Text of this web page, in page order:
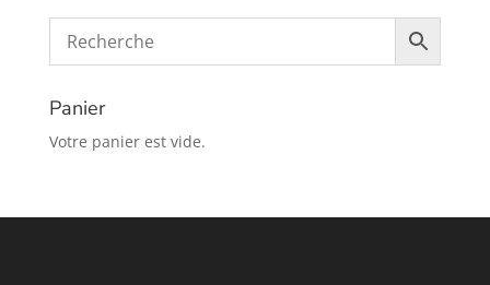
Panier
Votre panier est vide.